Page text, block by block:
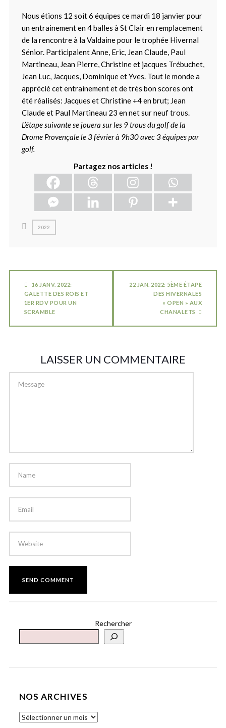
Nous étions 12 soit 6 équipes ce mardi 18 janvier pour
un entrainement en 4 balles à St Clair en remplacement
de la rencontre à la Valdaine pour le trophée Hivernal
Sénior. Participaient Anne, Eric, Jean Claude, Paul
Martineau, Jean Pierre, Christine et jacques Trébuchet,
Jean Luc, Jacques, Dominique et Yves. Tout le monde a
apprécié cet entrainement et de très bon scores ont
été réalisés: Jacques et Christine +4 en brut; Jean
Claude et Paul Martineau 23 en net sur neuf trous.
L’étape suivante se jouera sur les 9 trous du golf de la
Drome Provençale le 3 février à 9h30 avec 3 équipes par
golf.
Partagez nos articles !
2022
16 JANV. 2022:
GALETTE DES ROIS ET
1ER RDV POUR UN
SCRAMBLE
22 JAN. 2022: 5ÈME ÉTAPE
DES HIVERNALES
« OPEN » AUX
CHANALETS
LAISSER UN COMMENTAIRE
Rechercher
NOS ARCHIVES